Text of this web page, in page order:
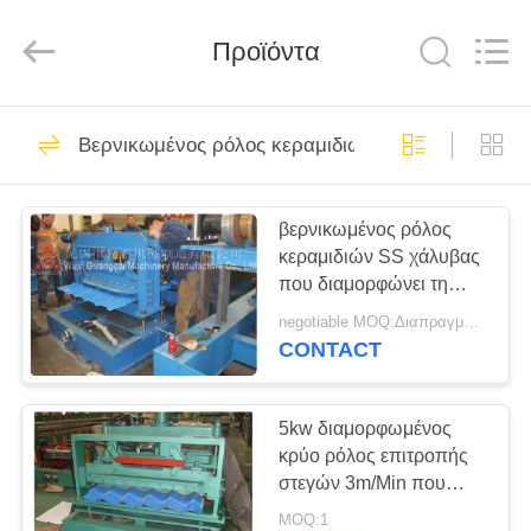
ΣΠΊΤΙ
ΠΡΟΪΌΝΤΑ
ΠΕΡΊΠΟΥ
ΕΜΕΊΣ
ΓΎΡΟΣ
ΕΡΓΟΣΤΑΣΊΩΝ
ΠΟΙΟΤΙΚΌΣ
Co.,
Reserved.
Δοχείο σιταριού
χάλυβα
Δοχείο σιταριού
τροφών
12
Προϊόντα
Βερνικωμένος ρόλος κεραμιδιών που
βερνικωμένος ρόλος
κεραμιδιών SS χάλυβας
που διαμορφώνει τη
μηχανή/κρύος ρόλος
που διαμορφώνει τη
negotiable MOQ:Διαπραγμάτευση
CONTACT
5kw διαμορφωμένος
κρύο ρόλος επιτροπής
στεγών 3m/Min που
διαμορφώνει τη μηχανή
MOQ:1